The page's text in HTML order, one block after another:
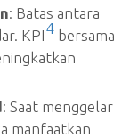
: Batas antara
KPI4 bersama
: Saat menggelar
manfaatkan